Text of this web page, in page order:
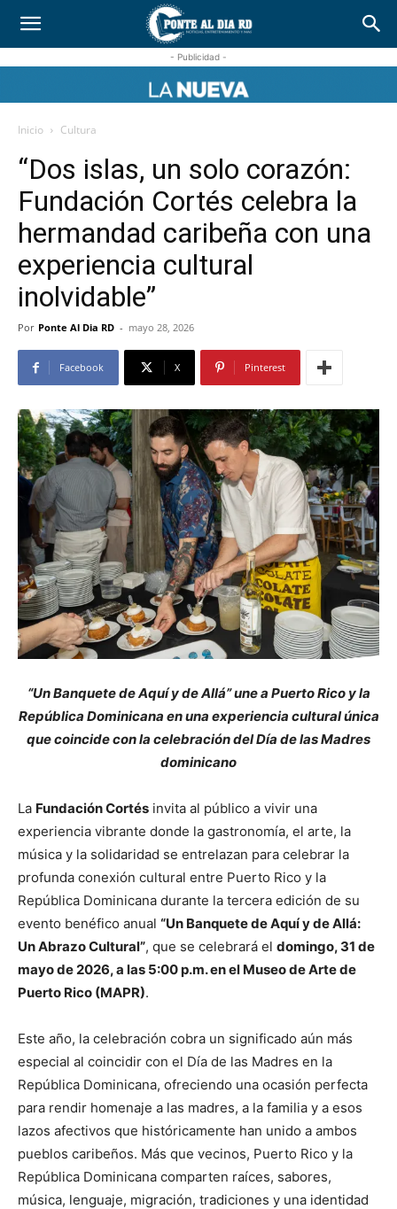
- Publicidad -
Inicio Cultura
“Dos islas, un solo corazón:
Fundación Cortés celebra la
hermandad caribeña con una
experiencia cultural
inolvidable”
Por Ponte Al Dia RD - mayo 28, 2026
Facebook X Pinterest
“Un Banquete de Aquí y de Allá” une a Puerto Rico y la
República Dominicana en una experiencia cultural única
que coincide con la celebración del Día de las Madres
dominicano
La Fundación Cortés invita al público a vivir una
experiencia vibrante donde la gastronomía, el arte, la
música y la solidaridad se entrelazan para celebrar la
profunda conexión cultural entre Puerto Rico y la
República Dominicana durante la tercera edición de su
evento benéfico anual “Un Banquete de Aquí y de Allá:
Un Abrazo Cultural”, que se celebrará el domingo, 31 de
mayo de 2026, a las 5:00 p.m. en el Museo de Arte de
Puerto Rico (MAPR).
Este año, la celebración cobra un significado aún más
especial al coincidir con el Día de las Madres en la
República Dominicana, ofreciendo una ocasión perfecta
para rendir homenaje a las madres, a la familia y a esos
lazos afectivos que históricamente han unido a ambos
pueblos caribeños. Más que vecinos, Puerto Rico y la
República Dominicana comparten raíces, sabores,
música, lenguaje, migración, tradiciones y una identidad